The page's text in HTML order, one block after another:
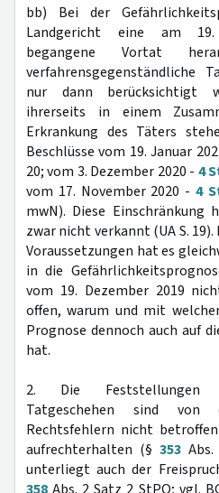
bb) Bei der
Landgericht eine am 19.
begangene Vortat
verfahrensgegenständliche
nur dann berücksichtigt
ihrerseits in einem
Erkrankung des Täters
Beschlüsse vom 19. Januar
20; vom 3. Dezember 2020 - 4
vom 17. November 2020 - 4
mwN). Diese Einschränkung
zwar nicht verkannt (UA S.
Voraussetzungen hat es
in die
vom 19. Dezember 2019
offen, warum und mit
Prognose dennoch auch auf
hat.
2. Die Feststellungen
Tatgeschehen sind von
Rechtsfehlern nicht
aufrechterhalten (§ 353Abs.
unterliegt auch der